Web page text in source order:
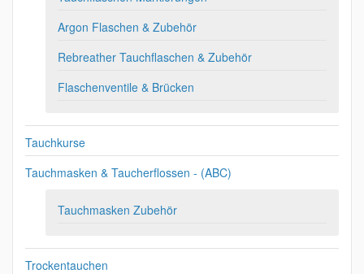
Argon Flaschen & Zubehör
Rebreather Tauchflaschen & Zubehör
Flaschenventile & Brücken
Tauchkurse
Tauchmasken & Taucherflossen - (ABC)
Tauchmasken Zubehör
Trockentauchen